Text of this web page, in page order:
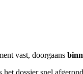
vast, doorgaans